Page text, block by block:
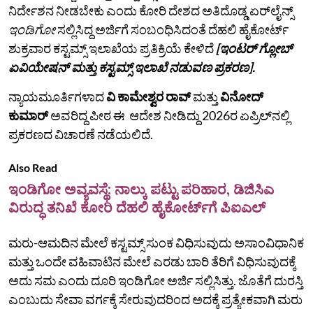
ನಿರ್ದೇಶನ ನೀಡಬೇಕು ಎಂದು ಕೋರಿ ದೇಶದ ಅತಿದೊಡ್ಡ ಏರ್‌ಲೈನ್ಸ್‌
ಇಂಡಿಗೋಸಲ್ಲಿಸಿದ್ದ ಅರ್ಜಿಗೆ ಸಂಬಂಧಿಸಿದಂತೆ ದೆಹಲಿ ಹೈಕೋರ್ಟ್
ಶುಕ್ರವಾರ ಕಸ್ಟಮ್ಸ್ ಇಲಾಖೆಯ ಪ್ರತಿಕ್ರಿಯೆ ಕೇಳಿದೆ[ಇಂಟರ್‌ ಗ್ಲೋಬ್‌
ಏವಿಯೇಷನ್ ಮತ್ತು ಕಸ್ಟಮ್ಸ್‌ ಇಲಾಖೆ ನಡುವಣ ಪ್ರಕರಣ].
ನ್ಯಾಯಮೂರ್ತಿಗಳಾದವಿ ಕಾಮೇಶ್ವರ ರಾವ್ಮತ್ತುವಿನೋದ್
ಕುಮಾರ್ಅವರಿದ್ದ ಪೀಠ ಈ ಆದೇಶ ನೀಡಿದ್ದು 2026ರ ಏಪ್ರಿಲ್‌ನಲ್ಲಿ
ಪ್ರಕರಣದ ವಿಚಾರಣೆ ನಡೆಯಲಿದೆ.
Also Read
ಇಂಡಿಗೋ ಅವ್ಯವಸ್ಥೆ: ನಾಲ್ಕು ಪಟ್ಟು ಪರಿಹಾರ, ಡಿಜಿಸಿಎ
ವಿರುದ್ಧ ತನಿಖೆ ಕೋರಿ ದೆಹಲಿ ಹೈಕೋರ್ಟ್‌ಗೆ ಪಿಐಎಲ್
ಮರು-ಆಮದಿನ ಮೇಲೆ ಕಸ್ಟಮ್ಸ್ ಸುಂಕ ವಿಧಿಸುವುದು ಅಸಾಂವಿಧಾನಿಕ
ಮತ್ತು ಒಂದೇ ವಹಿವಾಟಿನ ಮೇಲೆ ಎರಡು ಬಾರಿ ತೆರಿಗೆ ವಿಧಿಸುವುದಕ್ಕೆ
ಅದು ಸಮ ಎಂದು ದೂರಿ ಇಂಡಿಗೋ ಅರ್ಜಿ ಸಲ್ಲಿಸಿತ್ತು. ಜೊತೆಗೆ ದುರಸ್ತಿ
ಎಂಬುದು ಸೇವಾ ವರ್ಗಕ್ಕೆ ಸೇರುವುದರಿಂದ ಅದಕ್ಕೆ ಪ್ರತ್ಯೇಕವಾಗಿ ಮರು